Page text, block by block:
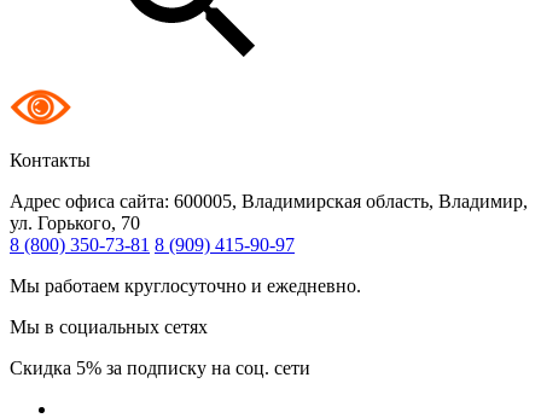
Контакты
Адрес офиса сайта: 600005, Владимирская область, Владимир,
ул. Горького, 70
8 (800) 350-73-81 8 (909) 415-90-97
Мы работаем круглосуточно и ежедневно.
Мы в социальных сетях
Скидка 5% за подписку на соц. сети